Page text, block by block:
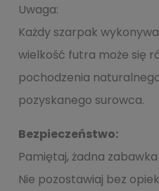
Uwaga:
Każdy szarpak
wielkość futra może się
pochodzenia
pozyskanego surowca.
Bezpieczeństwo:
Pamiętaj, żadna
Nie pozostawiaj bez